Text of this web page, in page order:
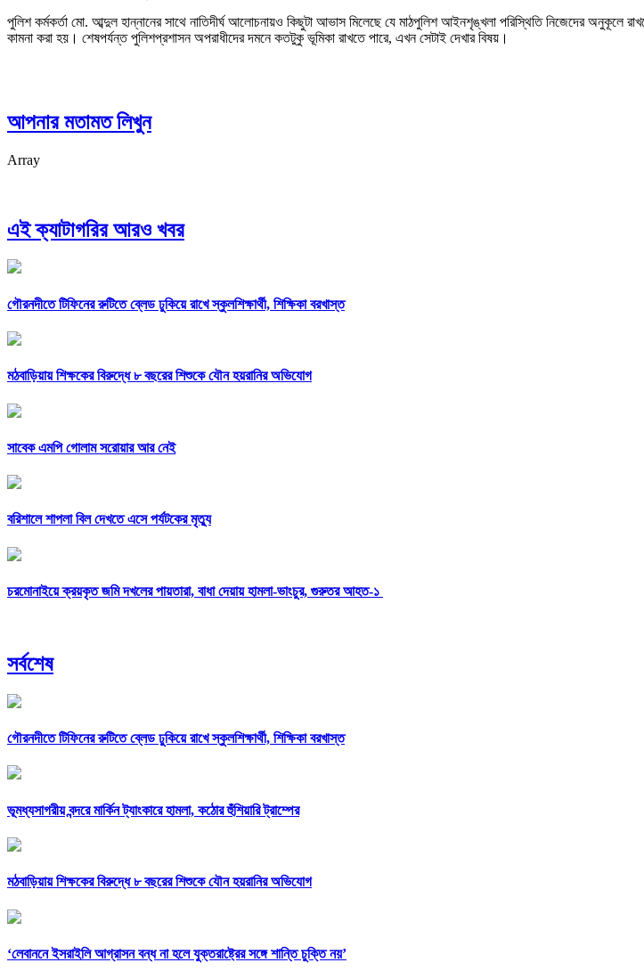
পুলিশ কর্মকর্তা মো. আব্দুল হান্নানের সাথে নাতিদীর্ঘ আলোচনায়ও কিছুটা আভাস মিলেছে যে মাঠপুলিশ আইনশৃঙ্খলা পরিস্থিতি নিজেদের
কামনা করা হয়। শেষপর্যন্ত পুলিশপ্রশাসন অপরাধীদের দমনে কতটুকু ভূমিকা রাখতে পারে, এখন সেটাই দেখার বিষয়।
আপনার মতামত লিখুন
Array
এই ক্যাটাগরির আরও খবর
গৌরনদীতে টিফিনের রুটিতে ব্লেড ঢুকিয়ে রাখে স্কুলশিক্ষার্থী, শিক্ষিকা বরখাস্ত
মঠবাড়িয়ায় শিক্ষকের বিরুদ্ধে ৮ বছরের শিশুকে যৌন হয়রানির অভিযোগ
সাবেক এমপি গোলাম সরোয়ার আর নেই
বরিশালে শাপলা বিল দেখতে এসে পর্যটকের মৃত্যু
চরমোনাইয়ে ক্রয়কৃত জমি দখলের পায়তারা, বাধা দেয়ায় হামলা-ভাংচুর, গুরুতর আহত-১
সর্বশেষ
গৌরনদীতে টিফিনের রুটিতে ব্লেড ঢুকিয়ে রাখে স্কুলশিক্ষার্থী, শিক্ষিকা বরখাস্ত
ভূমধ্যসাগরীয় বন্দরে মার্কিন ট্যাংকারে হামলা, কঠোর হুঁশিয়ারি ট্রাম্পের
মঠবাড়িয়ায় শিক্ষকের বিরুদ্ধে ৮ বছরের শিশুকে যৌন হয়রানির অভিযোগ
‘লেবাননে ইসরাইলি আগ্রাসন বন্ধ না হলে যুক্তরাষ্ট্রের সঙ্গে শান্তি চুক্তি নয়’